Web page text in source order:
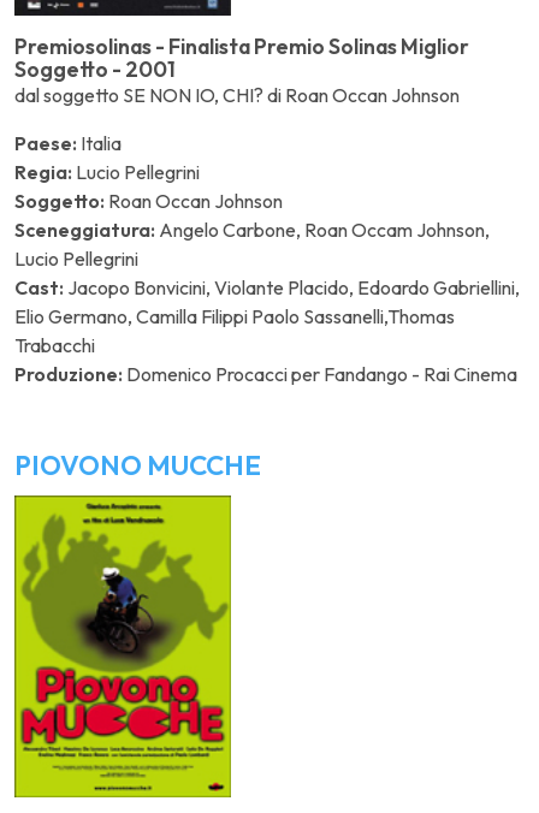
Premiosolinas - Finalista Premio Solinas Miglior
Soggetto - 2001
dal soggetto SE NON IO, CHI? di Roan Occan Johnson
Paese: Italia
Regia: Lucio Pellegrini
Soggetto: Roan Occan Johnson
Sceneggiatura: Angelo Carbone, Roan Occam Johnson,
Lucio Pellegrini
Cast: Jacopo Bonvicini, Violante Placido, Edoardo Gabriellini,
Elio Germano, Camilla Filippi Paolo Sassanelli,Thomas
Trabacchi
Produzione: Domenico Procacci per Fandango - Rai Cinema
PIOVONO MUCCHE